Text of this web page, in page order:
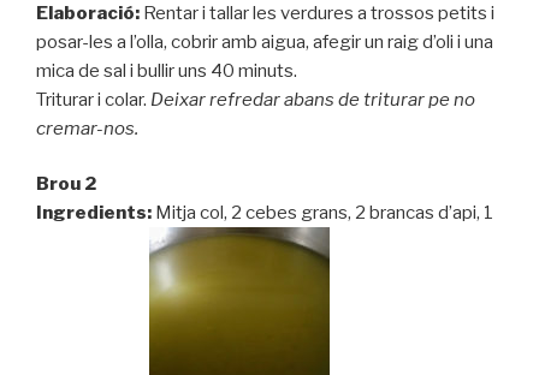
Elaboració: Rentar i tallar les verdures a trossos petits i
posar-les a l’olla, cobrir amb aigua, afegir un raig d’oli i una
mica de sal i bullir uns 40 minuts.
Triturar i colar. Deixar refredar abans de triturar pe no
cremar-nos.
Brou 2
Ingredients: Mitja col, 2 cebes grans, 2 brancas d’api, 1